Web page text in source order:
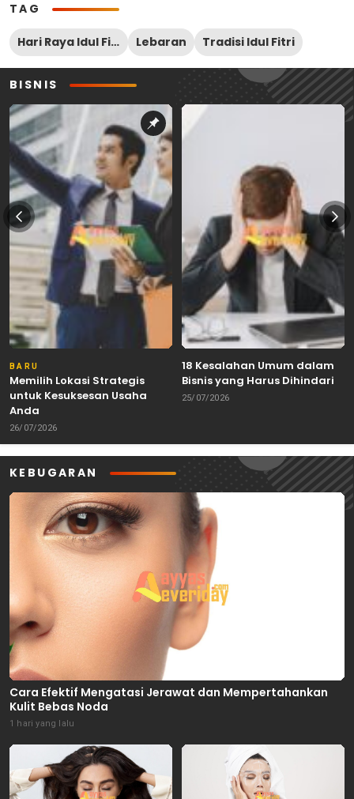
TAG
Hari Raya Idul Fitri Lebaran Tradisi Idul Fitri
BISNIS
BARU
Memilih Lokasi Strategis
untuk Kesuksesan Usaha
Anda
26/07/2026
18 Kesalahan Umum dalam
Bisnis yang Harus Dihindari
25/07/2026
KEBUGARAN
Cara Efektif Mengatasi Jerawat dan Mempertahankan
Kulit Bebas Noda
1 hari yang lalu